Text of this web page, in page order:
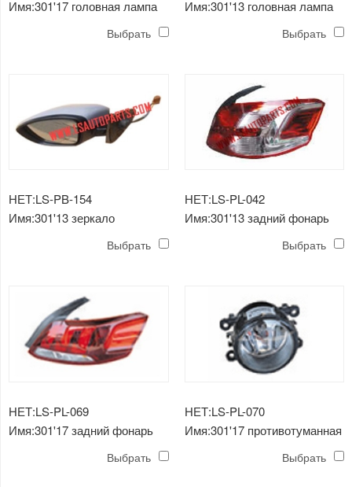
Имя:301'17 головная лампа
Выбрать
Имя:301'13 головная лампа
Выбрать
НЕТ:LS-PB-154
Имя:301'13 зеркало
Выбрать
НЕТ:LS-PL-042
Имя:301'13 задний фонарь
Выбрать
НЕТ:LS-PL-069
Имя:301'17 задний фонарь
Выбрать
НЕТ:LS-PL-070
Имя:301'17 противотуманная
Выбрать